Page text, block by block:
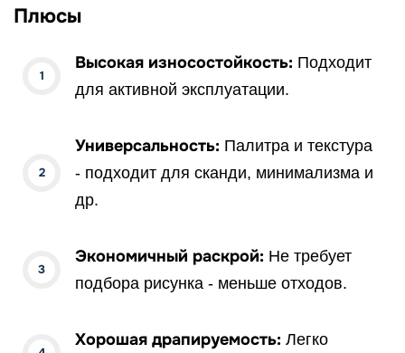
Плюсы
Высокая износостойкость: Подходит
для активной эксплуатации.
Универсальность: Палитра и текстура
- подходит для сканди, минимализма и
др.
Экономичный раскрой: Не требует
подбора рисунка - меньше отходов.
Хорошая драпируемость: Легко